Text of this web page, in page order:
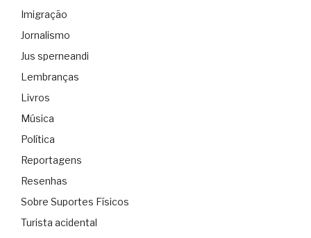
Imigração
Jornalismo
Jus sperneandi
Lembranças
Livros
Música
Política
Reportagens
Resenhas
Sobre Suportes Físicos
Turista acidental